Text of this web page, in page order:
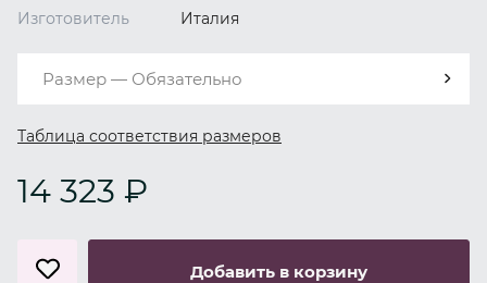
Изготовитель
Италия
Размер — Обязательно
Таблица соответствия размеров
14 323 ₽
Добавить в корзину